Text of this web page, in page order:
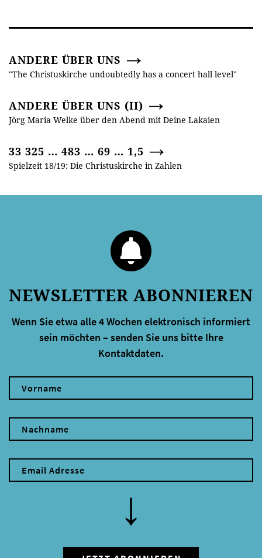
ANDERE ÜBER UNS
"The Christuskirche undoubtedly has a concert hall level"
ANDERE ÜBER UNS (II)
Jörg Maria Welke über den Abend mit Deine Lakaien
33 325 … 483 … 69 … 1,5
Spielzeit 18/19: Die Christuskirche in Zahlen
NEWSLETTER ABONNIEREN
Wenn Sie etwa alle 4 Wochen elektronisch informiert
sein möchten – senden Sie uns bitte Ihre
Kontaktdaten.